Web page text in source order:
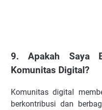
9. Apakah Saya
Komunitas Digital?
Komunitas digital
berkontribusi dan